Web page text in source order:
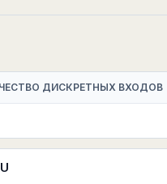
ДИСКРЕТНЫХ ВХОДОВ